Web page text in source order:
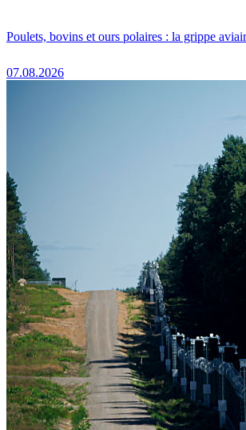
Poulets, bovins et ours polaires : la grippe
07.08.2026